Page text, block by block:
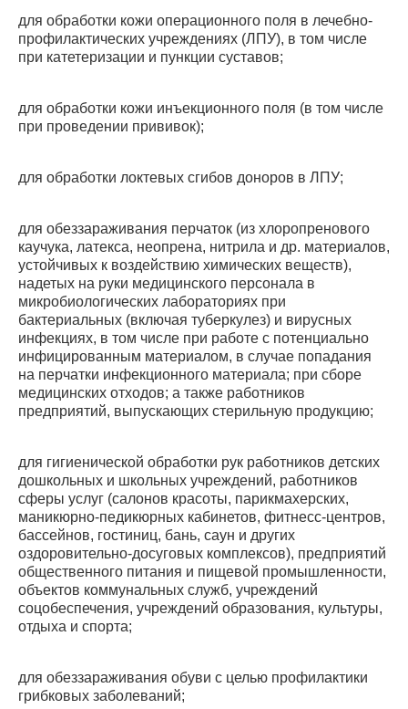
для обработки кожи операционного поля в лечебно-
профилактических учреждениях (ЛПУ), в том числе
при катетеризации и пункции суставов;
для обработки кожи инъекционного поля (в том числе
при проведении прививок);
для обработки локтевых сгибов доноров в ЛПУ;
для обеззараживания перчаток (из хлоропренового
каучука, латекса, неопрена, нитрила и др. материалов,
устойчивых к воздействию химических веществ),
надетых на руки медицинского персонала в
микробиологических лабораториях при
бактериальных (включая туберкулез) и вирусных
инфекциях, в том числе при работе с потенциально
инфицированным материалом, в случае попадания
на перчатки инфекционного материала; при сборе
медицинских отходов; а также работников
предприятий, выпускающих стерильную продукцию;
для гигиенической обработки рук работников детских
дошкольных и школьных учреждений, работников
сферы услуг (салонов красоты, парикмахерских,
маникюрно-педикюрных кабинетов, фитнесс-центров,
бассейнов, гостиниц, бань, саун и других
оздоровительно-досуговых комплексов), предприятий
общественного питания и пищевой промышленности,
объектов коммунальных служб, учреждений
соцобеспечения, учреждений образования, культуры,
отдыха и спорта;
для обеззараживания обуви с целью профилактики
грибковых заболеваний;